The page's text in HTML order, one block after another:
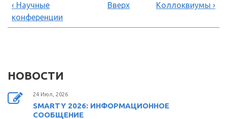
‹ Научные
конференции
Вверх Коллоквиумы ›
НОВОСТИ
24 Июл, 2026
SMARTY 2026: ИНФОРМАЦИОННОЕ
СООБЩЕНИЕ